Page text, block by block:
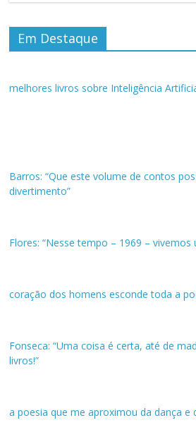
Em Destaque
melhores livros sobre Inteligência
Barros: “Que este volume de contos
divertimento”
Flores: “Nesse tempo – 1969 – vivemos
coração dos homens esconde toda a
Fonseca: “Uma coisa é certa, até de
livros!”
a poesia que me aproximou da dança e